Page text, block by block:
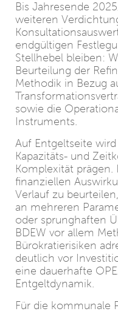
Bis Jahresende
weiteren
endgültigen
Stellhebel bleiben:
Beurteilung der
Methodik in Bezug
sowie die
Instruments.
Auf Entgeltseite
Kapazitäts‑ und
Komplexität prägen.
finanziellen
Verlauf zu
an mehreren
oder sprunghaften
BDEW vor allem
Bürokratierisiken
deutlich vor
eine dauerhafte
Entgeltdynamik.
Für die kommunale